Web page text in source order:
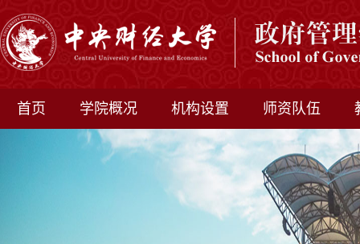
首页 学院概况 机构设置 师资队伍